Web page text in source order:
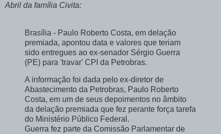
Abril da família Civita:
Brasília - Paulo Roberto Costa, em delação
premiada, apontou data e valores que teriam
sido entregues ao ex-senador Sérgio Guerra
(PE) para 'travar' CPI da Petrobras.
A informação foi dada pelo ex-diretor de
Abastecimento da Petrobras, Paulo Roberto
Costa, em um de seus depoimentos no âmbito
da delação premiada que fez perante força tarefa
do Ministério Público Federal.
Guerra fez parte da Comissão Parlamentar de